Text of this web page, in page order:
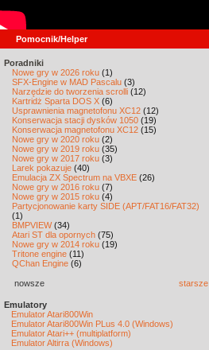
Pomocnik/Helper
Poradniki
Nowe gry w 2026 roku (1)
SFX-Engine w MAD Pascalu (3)
Narzędzie do tworzenia scrolli (12)
Kartridż Sparta DOS X (6)
Usprawnienia magnetofonu XC12 (12)
Konserwacja stacji dysków 1050 (19)
Konserwacja magnetofonu XC12 (15)
Nowe gry w 2020 roku (2)
Nowe gry w 2019 roku (35)
Nowe gry w 2017 roku (3)
Larek pokazuje (40)
Emulacja ZX Spectrum na VBXE (26)
Nowe gry w 2016 roku (7)
Nowe gry w 2015 roku (4)
Partycjonowanie karty SIDE (APT/FAT16/FAT32)
(1)
BMPVIEW(34)
Atari ST dla opornych (75)
Nowe gry w 2014 roku (19)
Tritone engine (11)
QChan Engine (6)
nowsze starsze
Emulatory
Emulator Atari800Win
Emulator Atari800Win PLus 4.0 (Windows)
Emulator Atari++ (multiplatform)
Emulator Altirra (Windows)